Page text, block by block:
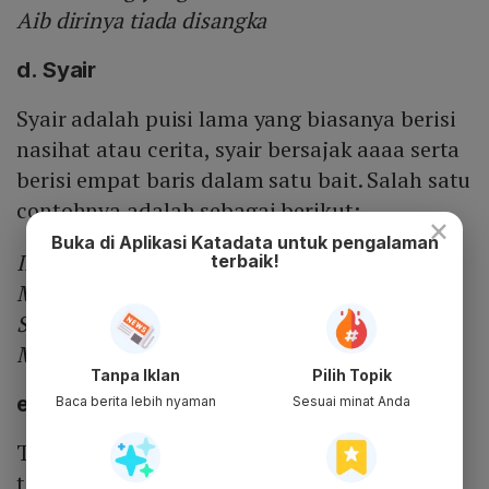
Aib dirinya tiada disangka
d. Syair
Syair adalah puisi lama yang biasanya berisi
nasihat atau cerita, syair bersajak aaaa serta
berisi empat baris dalam satu bait. Salah satu
contohnya adalah sebagai berikut:
Ilmu didapat tiada cepat
Mesti sabar hatinya kuat
Semoga tuhan berikan rahmat
Maka jaga hati serta niat
e. Talibun
Talibun merupakan puisi lama yang
×
Buka di Aplikasi Katadata untuk pengalaman
terbaik!
Tanpa Iklan
Baca berita lebih nyaman
Pilih Topik
Sesuai minat Anda